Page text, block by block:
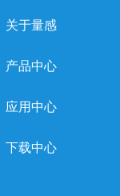
关于量感
产品中心
应用中心
下载中心